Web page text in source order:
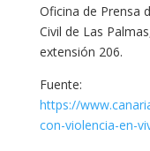
Oficina de Prensa
Civil de Las
extensión 206.
Fuente:
https://
con-violencia-en-